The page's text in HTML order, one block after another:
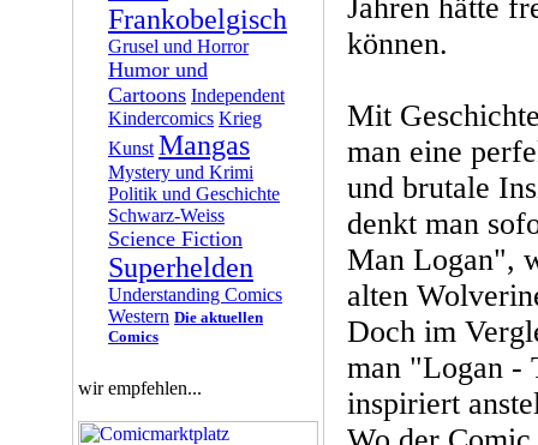
Frankobelgisch
Grusel und Horror
Humor und
Cartoons Independent
Kindercomics Krieg
Kunst Mangas
Mystery und Krimi
Politik und Geschichte
Schwarz-Weiss
Science Fiction
Superhelden
Understanding Comics
Western Die aktuellen
Comics
wir empfehlen...
Jahren hätte
können.
Mit
man eine
und brutale
denkt man
Man Logan",
alten
Doch im
man "Logan -
inspiriert